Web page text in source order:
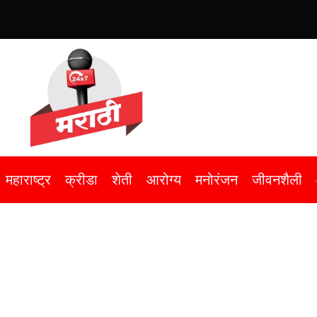
महाराष्ट्र क्रीडा शेती आरोग्य मनोरंजन जीवनशैली